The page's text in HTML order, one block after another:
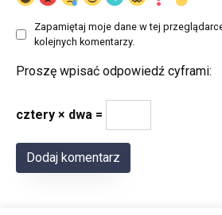
Zapamiętaj moje dane w tej
kolejnych komentarzy.
Proszę wpisać odpowiedź cyframi:
cztery × dwa =